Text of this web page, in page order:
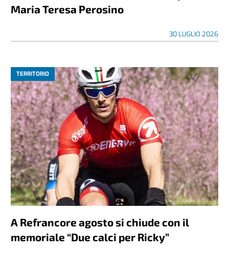
Maria Teresa Perosino
30 LUGLIO 2026
TERRITORIO
A Refrancore agosto si chiude con il
memoriale “Due calci per Ricky”